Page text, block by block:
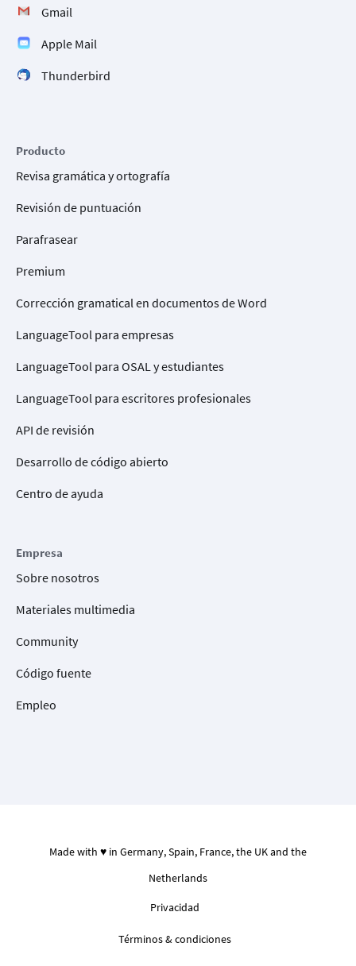
Gmail
Apple Mail
Thunderbird
Producto
Revisa gramática y ortografía
Revisión de puntuación
Parafrasear
Premium
Corrección gramatical en documentos de Word
LanguageTool para empresas
LanguageTool para OSAL y estudiantes
LanguageTool para escritores profesionales
API de revisión
Desarrollo de código abierto
Centro de ayuda
Empresa
Sobre nosotros
Materiales multimedia
Community
Código fuente
Empleo
Made with ♥ in Germany, Spain, France, the UK and the
Netherlands
Privacidad
Términos & condiciones